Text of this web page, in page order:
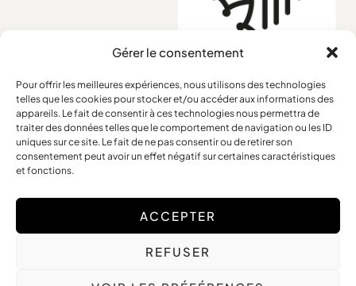
Gérer le consentement
Pour offrir les meilleures expériences, nous utilisons des technologies
telles que les cookies pour stocker et/ou accéder aux informations des
appareils. Le fait de consentir à ces technologies nous permettra de
traiter des données telles que le comportement de navigation ou les ID
uniques sur ce site. Le fait de ne pas consentir ou de retirer son
consentement peut avoir un effet négatif sur certaines caractéristiques
et fonctions.
ACCEPTER
REFUSER
Conditions générales
Mentions légales
Retours et remboursements
Copyright © 2025 Frédérique Petit – Tous Droits Réservés